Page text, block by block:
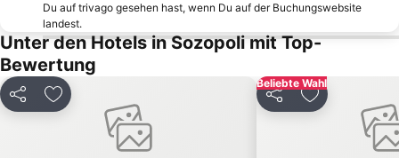
Possidi
Touzla
Tsimiski Straße
Egnatia - Thessaloniki
Paralia 1
Psakoudia
Nea Mixaniona seafront
Du auf trivago gesehen hast, wenn Du auf der Buchungswebsite
landest.
Unter den Hotels in Sozopoli mit Top-
Bewertung
Teilen Zu Favoriten hinzufügen
Beliebte Wahl
Teilen Zu Favoriten